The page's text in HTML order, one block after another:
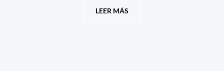
LEER MÁS